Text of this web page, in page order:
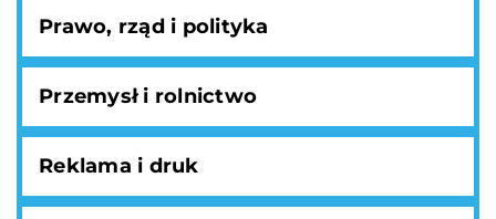
Prawo, rząd i polityka
Przemysł i rolnictwo
Reklama i druk